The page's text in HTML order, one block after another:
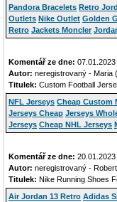
Pandora Bracelets Retro
Outlets Nike Outlet Golden
Retro Jackets Moncler
Komentář ze dne:
Autor: neregistrovaný - Maria
Titulek: Custom Football
NFL Jerseys Cheap Custom
Jerseys Cheap Jerseys
Jerseys Cheap NHL Jerseys
Komentář ze dne:
Autor: neregistrovaný -
Titulek: Nike Running Shoes
Air Jordan 13 Retro Adidas